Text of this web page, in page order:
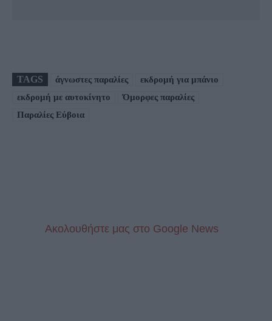
TAGS άγνωστες παραλίες
εκδρομή για μπάνιο
εκδρομή με αυτοκίνητο
Όμορφες παραλίες
Παραλίες Εύβοια
Aκολουθήστε μας στo Google News